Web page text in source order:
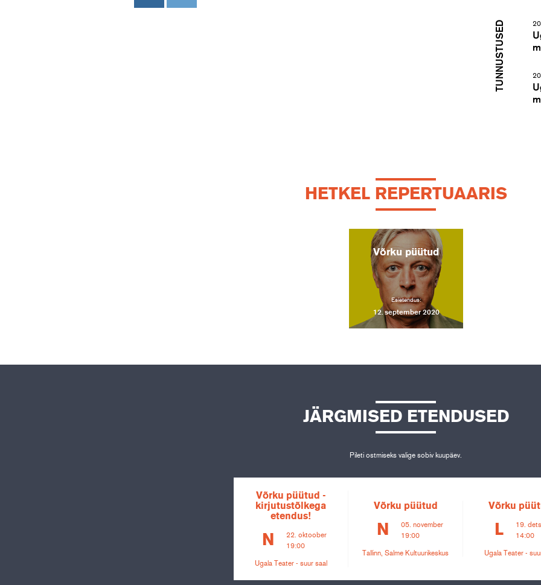
TUNNUSTUSED
HETKEL REPERTUAARIS
Võrku püütud
Esietendus:
12. september 2020
JÄRGMISED ETENDUSED
Pileti ostmiseks valige sobiv kuupäev.
Võrku püütud -
kirjutustõlkega
etendus!
N
22. oktoober
19:00
Ugala Teater - suur saal
Võrku püütud
N
05. november
19:00
Tallinn, Salme Kultuurikeskus
Võrku
L
19.
14:00
Ugala Teater -